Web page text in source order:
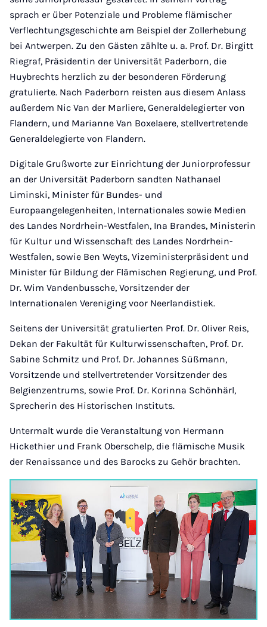
sprach er über Potenziale und Probleme flämischer
Verflechtungsgeschichte am Beispiel der Zollerhebung
bei Antwerpen. Zu den Gästen zählte u. a. Prof. Dr. Birgitt
Riegraf, Präsidentin der Universität Paderborn, die
Huybrechts herzlich zu der besonderen Förderung
gratulierte. Nach Paderborn reisten aus diesem Anlass
außerdem Nic Van der Marliere, Generaldelegierter von
Flandern, und Marianne Van Boxelaere, stellvertretende
Generaldelegierte von Flandern.
Digitale Grußworte zur Einrichtung der Juniorprofessur
an der Universität Paderborn sandten Nathanael
Liminski, Minister für Bundes- und
Europaangelegenheiten, Internationales sowie Medien
des Landes Nordrhein-Westfalen, Ina Brandes, Ministerin
für Kultur und Wissenschaft des Landes Nordrhein-
Westfalen, sowie Ben Weyts, Vizeministerpräsident und
Minister für Bildung der Flämischen Regierung, und Prof.
Dr. Wim Vandenbussche, Vorsitzender der
Internationalen Vereniging voor Neerlandistiek.
Seitens der Universität gratulierten Prof. Dr. Oliver Reis,
Dekan der Fakultät für Kulturwissenschaften, Prof. Dr.
Sabine Schmitz und Prof. Dr. Johannes Süßmann,
Vorsitzende und stellvertretender Vorsitzender des
Belgienzentrums, sowie Prof. Dr. Korinna Schönhärl,
Sprecherin des Historischen Instituts.
Untermalt wurde die Veranstaltung von Hermann
Hickethier und Frank Oberschelp, die flämische Musik
der Renaissance und des Barocks zu Gehör brachten.